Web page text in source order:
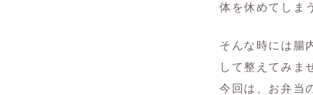
体を休めてしま
そんな時には腸
して整えてみま
今回は、お弁当